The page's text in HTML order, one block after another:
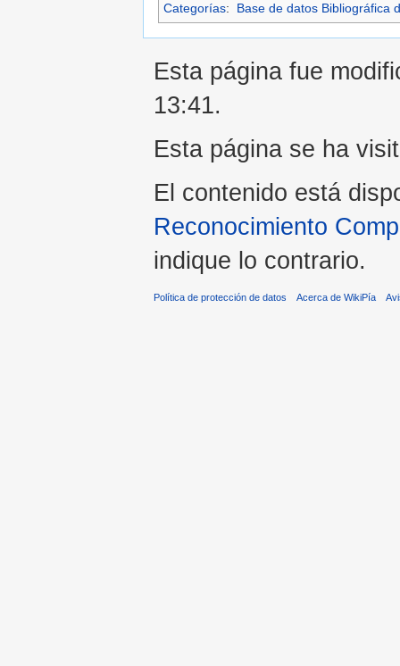
Categorías: Base de datos Bibliográfica
Esta página fue
13:41.
Esta página se ha
El contenido está
Reconocimiento
indique lo contrario.
Política de protección de datos Acerca de WikiPía